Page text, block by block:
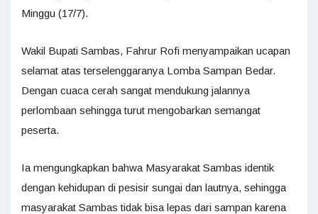
Minggu (17/7).
Wakil Bupati Sambas, Fahrur Rofi menyampaikan ucapan
selamat atas terselenggaranya Lomba Sampan Bedar.
Dengan cuaca cerah sangat mendukung jalannya
perlombaan sehingga turut mengobarkan semangat
peserta.
Ia mengungkapkan bahwa Masyarakat Sambas identik
dengan kehidupan di pesisir sungai dan lautnya, sehingga
masyarakat Sambas tidak bisa lepas dari sampan karena